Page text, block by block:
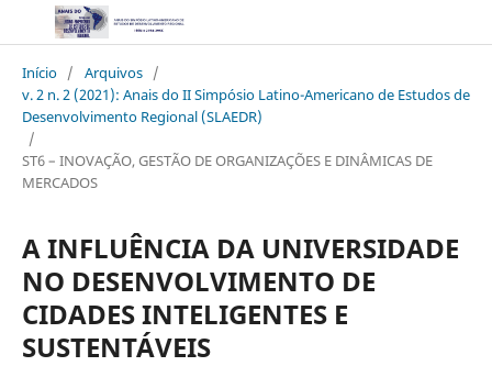
Início / Arquivos /
v. 2 n. 2 (2021): Anais do II Simpósio Latino-Americano de Estudos de
Desenvolvimento Regional (SLAEDR)
/
ST6 – INOVAÇÃO, GESTÃO DE ORGANIZAÇÕES E DINÂMICAS DE
MERCADOS
A INFLUÊNCIA DA UNIVERSIDADE
NO DESENVOLVIMENTO DE
CIDADES INTELIGENTES E
SUSTENTÁVEIS